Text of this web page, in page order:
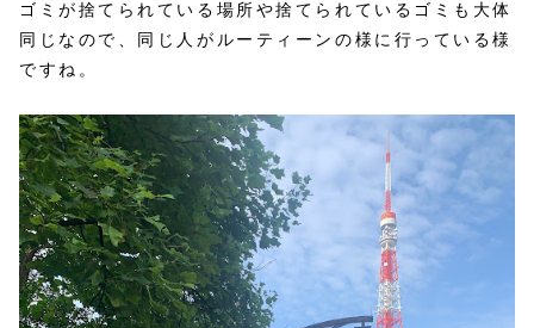
ゴミが捨てられている場所や捨てられているゴミも大体
同じなので、同じ人がルーティーンの様に行っている様
ですね。